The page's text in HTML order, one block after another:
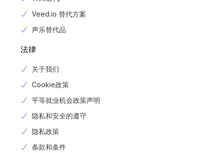
Veed.io 替代方案
声乐替代品
法律
关于我们
Cookie政策
平等就业机会政策声明
隐私和安全的遵守
隐私政策
条款和条件